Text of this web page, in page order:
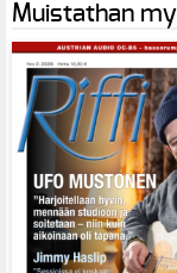
Muistathan